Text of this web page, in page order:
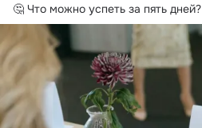
🤔 Что можно успеть за пять дней?